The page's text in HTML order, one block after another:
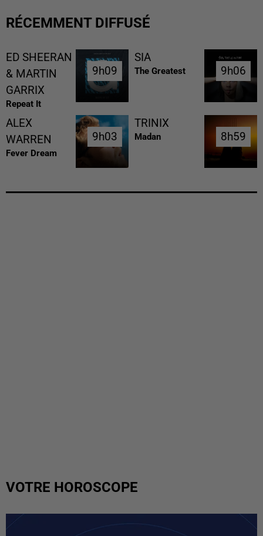
RÉCEMMENT DIFFUSÉ
ED SHEERAN
& MARTIN
GARRIX
Repeat It
9h09
9h09
SIA
The Greatest 9h06
9h06
ALEX
WARREN
Fever Dream
9h03
9h03
TRINIX
Madan 8h59
8h59
VOTRE HOROSCOPE